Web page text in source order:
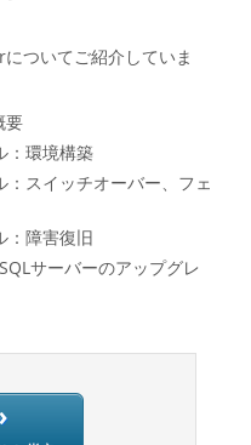
ついてご紹介していま
要
：環境構築
スイッチオーバー、フェ
：障害復旧
サーバーのアップグレ